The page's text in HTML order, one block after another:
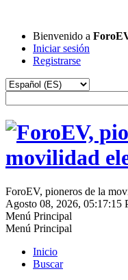
Bienvenido a
Iniciar sesión
Registrarse
ForoEV, pioneros de la
Agosto 08, 2026, 05:17:15
Menú Principal
Menú Principal
Inicio
Buscar